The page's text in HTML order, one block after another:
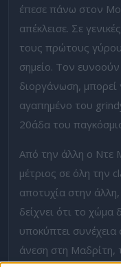
έπεσε πάνω στον
απέκλεισε. Σε
τους πρώτους
σημείο. Τον
διοργάνωση, μπορεί
αγαπημένο του
20άδα του
Από την άλλη ο Ντε
μέτριος σε όλη την
αποτυχία στην
δείχνει ότι το
υποκύπτει συνέχεια
άνεση στη Μαδρίτη,